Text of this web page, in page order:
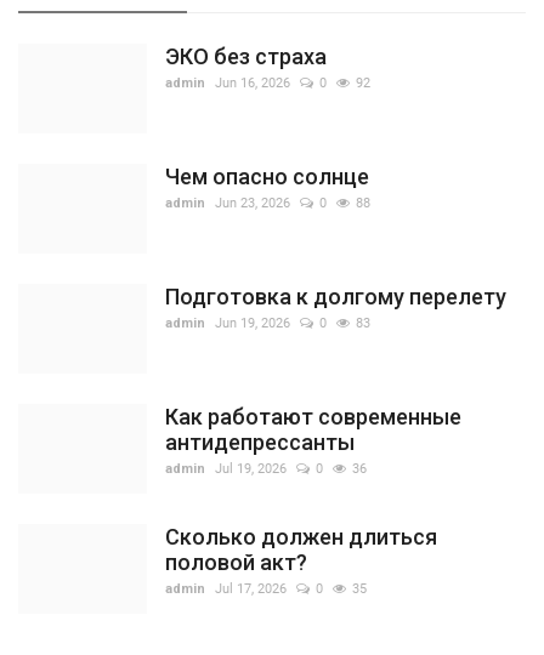
ЭКО без страха
admin Jun 16, 2026 0 92
Чем опасно солнце
admin Jun 23, 2026 0 88
Подготовка к долгому перелету
admin Jun 19, 2026 0 83
Как работают современные
антидепрессанты
admin Jul 19, 2026 0 36
Сколько должен длиться
половой акт?
admin Jul 17, 2026 0 35